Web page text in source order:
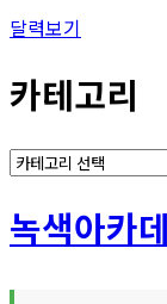
달력보기
카테고리
카
고
리
녹색아카